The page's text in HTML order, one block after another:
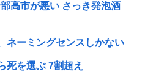
高市が悪い さっき発泡酒
ネーミングセンスしかない
死を選ぶ 7割超え